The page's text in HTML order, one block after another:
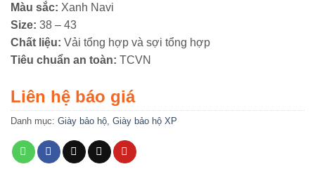
Màu sắc: Xanh Navi
Size: 38 – 43
Chất liệu: Vải tổng hợp và sợi tổng hợp
Tiêu chuẩn an toàn: TCVN
Liên hệ báo giá
Danh mục: Giày bảo hộ Giày bảo hộ XP